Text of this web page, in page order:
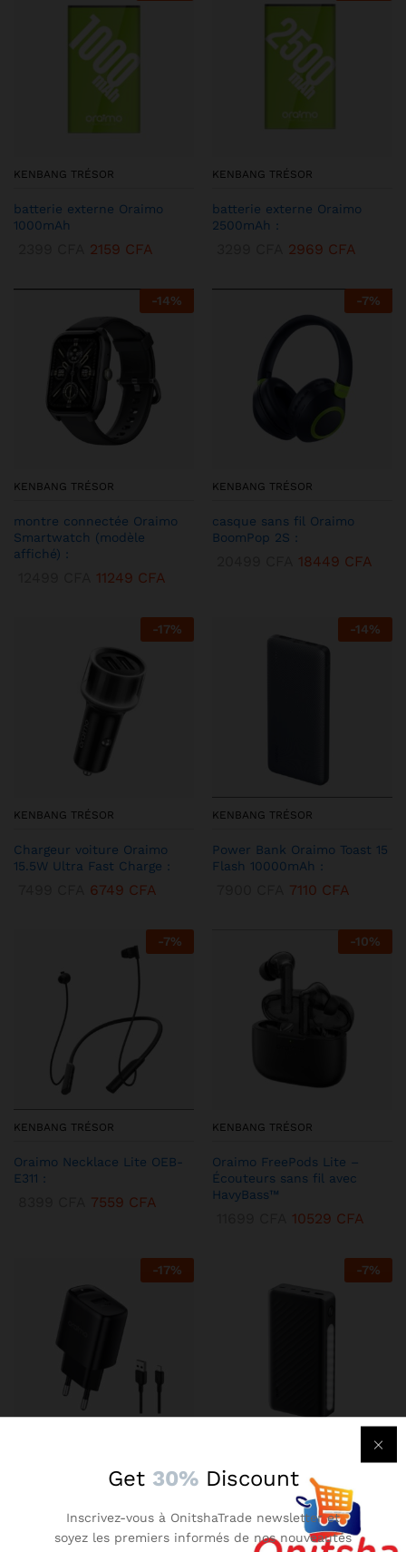
KENBANG TRÉSOR
batterie externe Oraimo
1000mAh
2159 CFA
KENBANG TRÉSOR
batterie externe Oraimo
2500mAh :
2969 CFA
-14%
KENBANG TRÉSOR
montre connectée Oraimo
Smartwatch (modèle
affiché) :
11249 CFA
-7%
KENBANG TRÉSOR
casque sans fil Oraimo
BoomPop 2S :
18449 CFA
-17%
KENBANG TRÉSOR
Chargeur voiture Oraimo
15.5W Ultra Fast Charge :
6749 CFA
-14%
KENBANG TRÉSOR
Power Bank Oraimo Toast 15
Flash 10000mAh :
7110 CFA
-7%
KENBANG TRÉSOR
Oraimo Necklace Lite OEB-
E311 :
7559 CFA
-10%
KENBANG TRÉSOR
Oraimo FreePods Lite –
Écouteurs sans fil avec
HavyBass™
10529 CFA
-17%
Chargeur Mural Oraimo 2A –
AniFast™
2899CFA 2609CFA
-7%
Oraimo Traveler 3 Lit –
Batterie Externe 27000 mAh
Ultra-Puissante
14899CFA 13409CFA
Get 30% Discount
Inscrivez-vous à OnitshaTrade newsletter et
soyez les premiers informés de nos nouveautés